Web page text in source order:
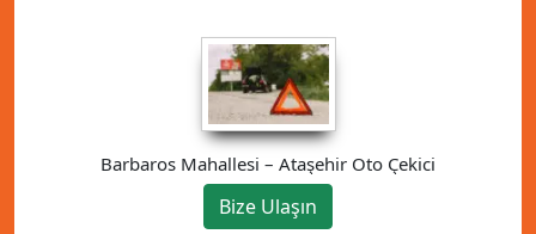
Barbaros Mahallesi – Ataşehir Oto Çekici
Bize Ulaşın